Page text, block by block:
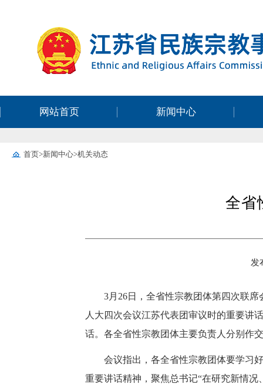
网站首页 新闻中心
首页>新闻中心>机关动态
全省
发
3月26日，全省性宗教团体第四次联
人大四次会议江苏代表团审议时的重要讲
话。各全省性宗教团体主要负责人分别作
会议指出，各全省性宗教团体要学习
重要讲话精神，聚焦总书记“在研究新情